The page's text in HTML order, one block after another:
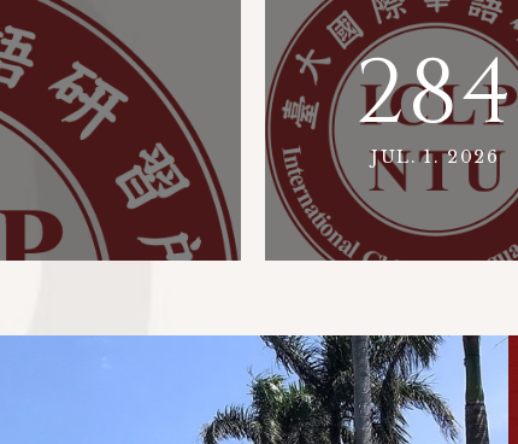
284
JUL. 1. 2026